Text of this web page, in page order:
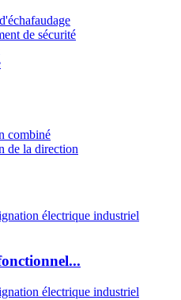
de sécurité
combiné
de la direction